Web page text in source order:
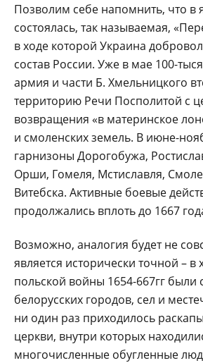
Позволим себе напомнить, что в
состоялась, так называемая,
в ходе которой Украина
состав России. Уже в мае 100-
армия и части Б. Хмельницкого
территорию Речи Посполитой с
возвращения «в материнское
и смоленских земель. В июне-
гарнизоны Дорогобужа,
Орши, Гомеля, Мстиславля,
Витебска. Активные боевые
продолжались вплоть до 1667
Возможно, аналогия будет не
является исторически точной – в
польской войны 1654-667гг
белорусских городов, сел и
ни один раз приходилось
церкви, внутри которых
многочисленные обугленные